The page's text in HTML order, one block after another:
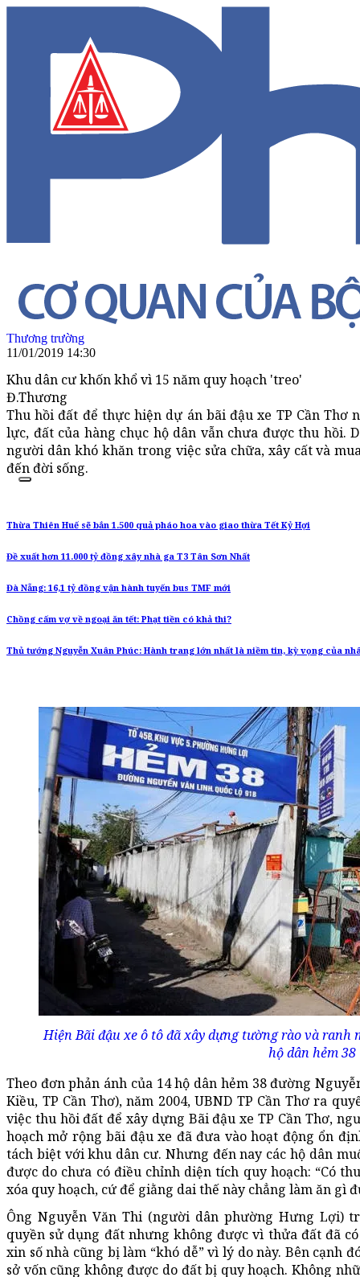
Thương trường
11/01/2019 14:30
Khu dân cư khốn khổ vì 15 năm quy hoạch 'treo'
Đ.Thương
Thu hồi đất để thực hiện dự án bãi đậu xe TP Cần Thơ
lực, đất của hàng chục hộ dân vẫn chưa được thu hồi.
người dân khó khăn trong việc sửa chữa, xây cất và
đến đời sống.
Thừa Thiên Huế sẽ bắn 1.500 quả pháo hoa vào giao thừa Tết Kỷ Hợi
Đề xuất hơn 11.000 tỷ đồng xây nhà ga T3 Tân Sơn Nhất
Đà Nẵng: 16,1 tỷ đồng vận hành tuyến bus TMF mới
Chồng cấm vợ về ngoại ăn tết: Phạt tiền có khả thi?
Thủ tướng Nguyễn Xuân Phúc: Hành trang lớn nhất là niềm tin, kỳ vọng của
Hiện Bãi đậu xe ô tô đã xây dựng tường rào và ranh
hộ dân hẻm 38
Theo đơn phản ánh của 14 hộ dân hẻm 38 đường
Kiều, TP Cần Thơ), năm 2004, UBND TP Cần Thơ ra
việc thu hồi đất để xây dựng Bãi đậu xe TP Cần Thơ,
hoạch mở rộng bãi đậu xe đã đưa vào hoạt động ổn
tách biệt với khu dân cư. Nhưng đến nay các hộ dân
được do chưa có điều chỉnh diện tích quy hoạch: “Có
xóa quy hoạch, cứ để giằng dai thế này chẳng làm ăn gì
Ông Nguyễn Văn Thi (người dân phường Hưng Lợi)
quyền sử dụng đất nhưng không được vì thửa đất đã
xin số nhà cũng bị làm “khó dễ” vì lý do này. Bên cạnh
sở vốn cũng không được do đất bị quy hoạch. Không